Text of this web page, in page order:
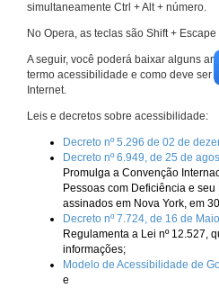
simultaneamente Ctrl + Alt + número.
No Opera, as teclas são Shift +
A seguir, você poderá baixar alguns
termo acessibilidade e como deve ser
Internet.
Leis e decretos sobre acessibilidade:
Decreto nº 5.296 de 02 de
Decreto nº 6.949, de 25 de
Promulga a Convenção
Pessoas com Deficiência e
assinados em Nova York, em
Decreto nº 7.724, de 16 de
Regulamenta a Lei nº 12.527,
informações;
Modelo de Acessibilidade de
e